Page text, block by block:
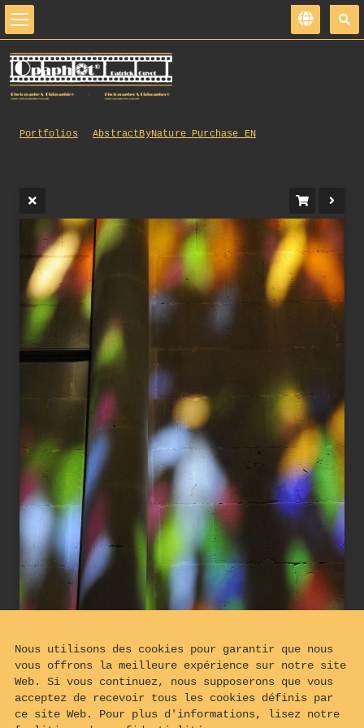
Portfolios
AbstractByNature_Purchase_EN
Nous utilisons des cookies pour garantir que nous
vous offrons la meilleure expérience sur notre site
Web. Si vous continuez, nous supposerons que vous
acceptez de recevoir tous les cookies définis par
ce site Web. Pour plus d'informations, lisez notre